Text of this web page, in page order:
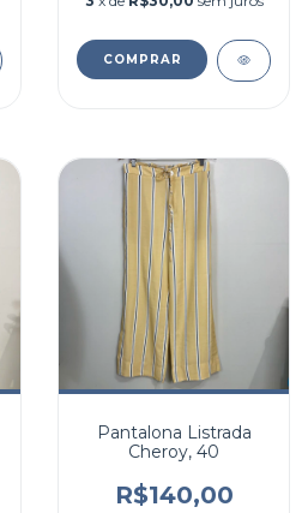
COMPRAR
Pantalona Listrada
Cheroy, 40
R$140,00